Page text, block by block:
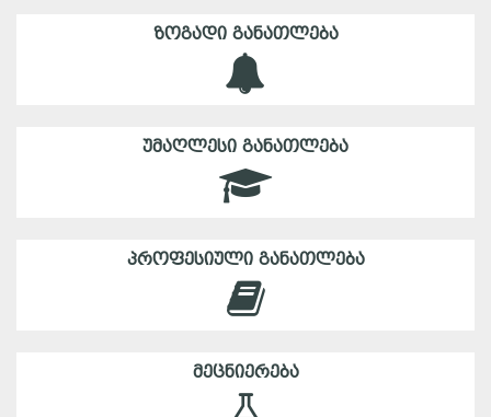
ᲖᲝᲒᲐᲓᲘ ᲒᲐᲜᲐᲗᲚᲔᲑᲐ
ᲣᲛᲐᲦᲚᲔᲡᲘ ᲒᲐᲜᲐᲗᲚᲔᲑᲐ
ᲞᲠᲝᲤᲔᲡᲘᲣᲚᲘ ᲒᲐᲜᲐᲗᲚᲔᲑᲐ
ᲛᲔᲪᲜᲘᲔᲠᲔᲑᲐ